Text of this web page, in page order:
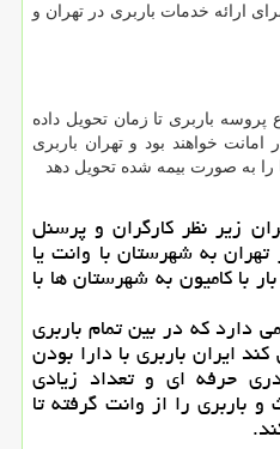
ارائه خدمات باربری در تهران و
باربری تا زمان تحویل داده
خواهند بود و تهران باربری
به صورت بیمه شده تحویل دهد
زیر نظر کارگران و پرسنل
به شهرستان با وانت یا
با کامیون به شهرستان ها با
می دارد که در بین تمام باربری
ایران باربری با دارا بودن
کادری حرفه ای و تعداد زیادی
باربری را از وانت گرفته تا